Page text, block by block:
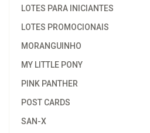
LOTES PARA INICIANTES
LOTES PROMOCIONAIS
MORANGUINHO
MY LITTLE PONY
PINK PANTHER
POST CARDS
SAN-X